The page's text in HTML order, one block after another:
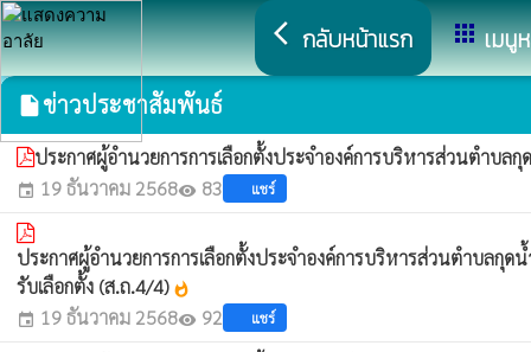
arrow_back_ios กลับหน้าแรก appsเมนู
insert_drive_fileข่าวประชาสัมพันธ์
ประกาศผู้อำนวยการการเลือกตั้งประจำองค์การบริหารส่วนตำบล
event 19 ธันวาคม 2568visibility 83 แชร์
ประกาศผู้อำนวยการการเลือกตั้งประจำองค์การบริหารส่วนตำบลกุด
รับเลือกตั้ง (ส.ถ.4/4) whatshot
event 19 ธันวาคม 2568visibility 92 แชร์